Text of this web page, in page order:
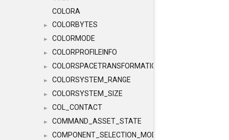
COLORA
► COLORBYTES
► COLORMODE
► COLORPROFILEINFO
► COLORSPACETRANSFORMATION
► COLORSYSTEM_RANGE
► COLORSYSTEM_SIZE
► COL_CONTACT
► COMMAND_ASSET_STATE
► COMPONENT_SELECTION_MODES